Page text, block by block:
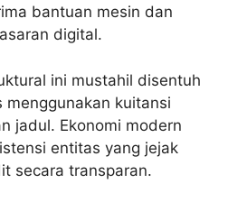
bantuan mesin dan
digital.
ini mustahil disentuh
menggunakan kuitansi
jadul. Ekonomi modern
entitas yang jejak
secara transparan.